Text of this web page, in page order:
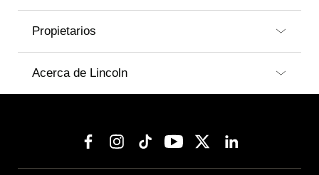
Propietarios
Acerca de Lincoln